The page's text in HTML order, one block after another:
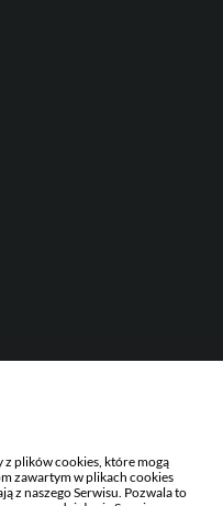
plików cookies, które mogą
zawartym w plikach cookies
z naszego Serwisu. Pozwala to